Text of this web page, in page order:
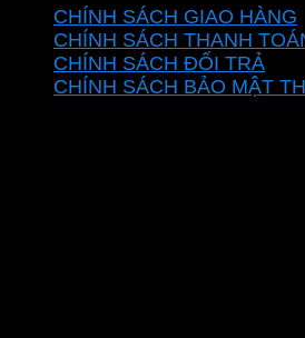
CHÍNH SÁCH GIAO HÀNG
CHÍNH SÁCH THANH
CHÍNH SÁCH ĐỔI TRẢ
CHÍNH SÁCH BẢO MẬT